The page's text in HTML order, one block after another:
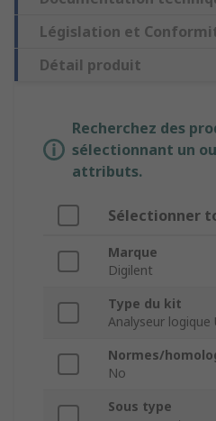
Législation et
Détail produit
Recherchez des
sélectionnant un
attributs.
Sélectionner
Marque
Digilent
Type du kit
Analyseur logique
Normes/
No
Sous type